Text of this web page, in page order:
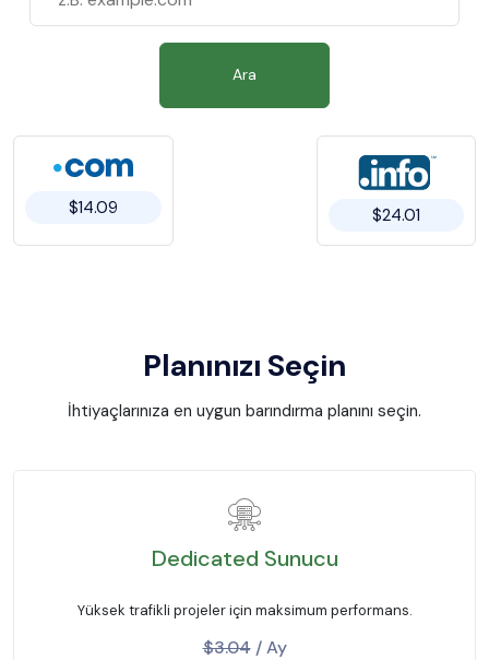
Ara
$14.09 $24.01
Planınızı Seçin
İhtiyaçlarınıza en uygun barındırma planını seçin.
Dedicated Sunucu
Yüksek trafikli projeler için maksimum performans.
$3.04/ Ay